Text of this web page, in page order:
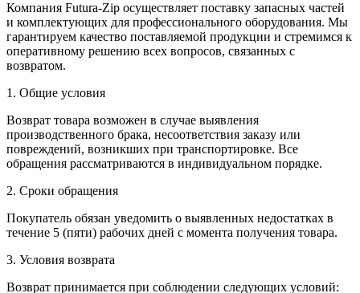
Компания Futura-Zip осуществляет поставку запасных частей
и комплектующих для профессионального оборудования. Мы
гарантируем качество поставляемой продукции и стремимся к
оперативному решению всех вопросов, связанных с
возвратом.
1. Общие условия
Возврат товара возможен в случае выявления
производственного брака, несоответствия заказу или
повреждений, возникших при транспортировке. Все
обращения рассматриваются в индивидуальном порядке.
2. Сроки обращения
Покупатель обязан уведомить о выявленных недостатках в
течение 5 (пяти) рабочих дней с момента получения товара.
3. Условия возврата
Возврат принимается при соблюдении следующих условий: